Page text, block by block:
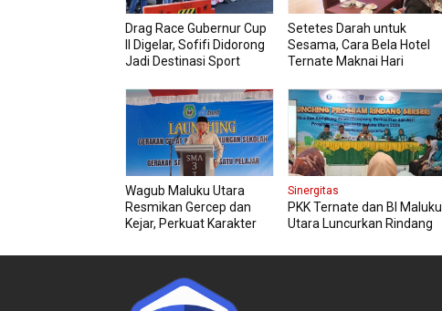
Drag Race Gubernur Cup
II Digelar, Sofifi Didorong
Jadi Destinasi Sport
Setetes Darah untuk
Sesama, Cara Bela Hotel
Ternate Maknai Hari
Wagub Maluku Utara
Resmikan Gercep dan
Kejar, Perkuat Karakter
Sinergitas
PKK Ternate dan BI Maluku
Utara Luncurkan Rindang
Pangan